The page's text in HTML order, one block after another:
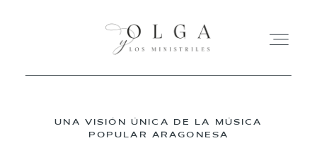
UNA VISIÓN ÚNICA DE LA MÚSICA
POPULAR ARAGONESA